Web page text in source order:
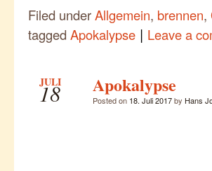
Filed underAllgemein, brennen,
tagged Apokalypse | Leave a
JULI
18 Apokalypse
Posted on 18. Juli 2017by Hans